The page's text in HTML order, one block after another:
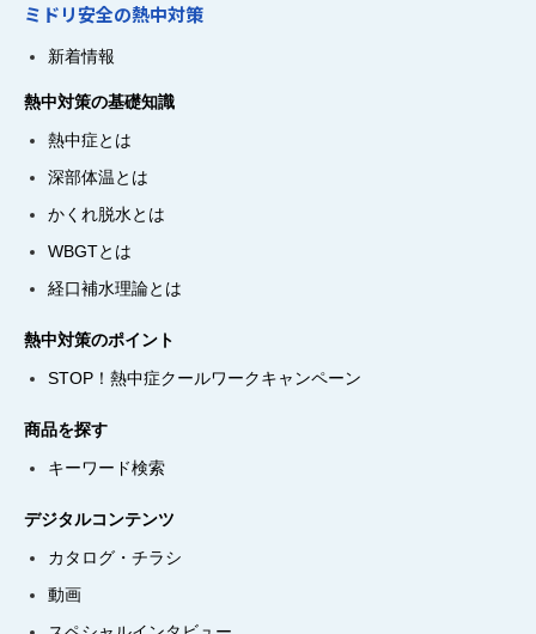
ミドリ安全の熱中対策
新着情報
熱中対策の基礎知識
熱中症とは
深部体温とは
かくれ脱水とは
WBGTとは
経口補水理論とは
熱中対策のポイント
STOP！熱中症クールワークキャンペーン
商品を探す
キーワード検索
デジタルコンテンツ
カタログ・チラシ
動画